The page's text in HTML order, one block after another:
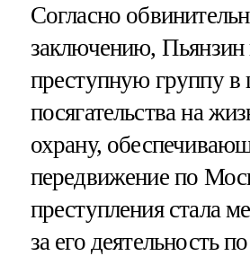
Согласно
заключению, Пьянзин
преступную группу в
посягательства на
охрану,
передвижение по
преступления стала
за его деятельность